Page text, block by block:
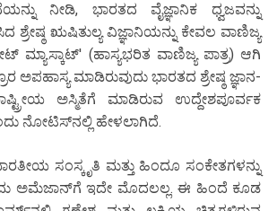
ನೀಡಿ, ಭಾರತದ ವೈಜ್ಞಾನಿಕ ಧ್ವಜವನ್ನು
ಶ್ರೇಷ್ಠ ಋಷಿತುಲ್ಯ ವಿಜ್ಞಾನಿಯನ್ನು ಕೇವಲ ವಾಣಿಜ್ಯ
ಮ್ಯಾಸ್ಕಾಟ್' (ಹಾಸ್ಯಭರಿತ ವಾಣಿಜ್ಯ ಪಾತ್ರ) ಆಗಿ
ಅಪಹಾಸ್ಯ ಮಾಡಿರುವುದು ಭಾರತದ ಶ್ರೇಷ್ಠ ಜ್ಞಾನ-
ಅಸ್ಮಿತೆಗೆ ಮಾಡಿರುವ ಉದ್ದೇಶಪೂರ್ವಕ
ನೋಟಿಸ್‌ನಲ್ಲಿ ಹೇಳಲಾಗಿದೆ.
ಸಂಸ್ಕೃತಿ ಮತ್ತು ಹಿಂದೂ ಸಂಕೇತಗಳನ್ನು
ಅಮೆಜಾನ್‌ಗೆ ಇದೇ ಮೊದಲಲ್ಲ. ಈ ಹಿಂದೆ ಕೂಡ